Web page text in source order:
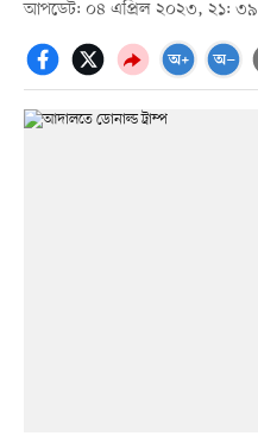
আপডেট: ০৪ এপ্রিল ২০২৩, ২১: ৩৯